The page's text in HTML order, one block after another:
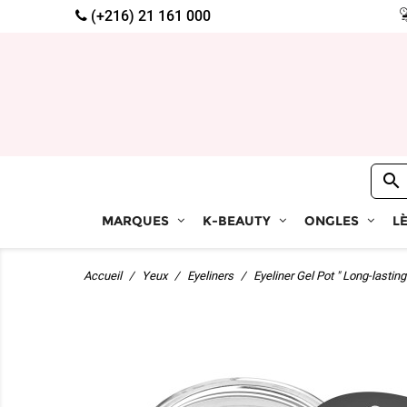
(+216) 21 161 000
MARQUES K-BEAUTY ONGLES

Accueil Yeux Eyeliners Eyeliner Gel Pot " Long-